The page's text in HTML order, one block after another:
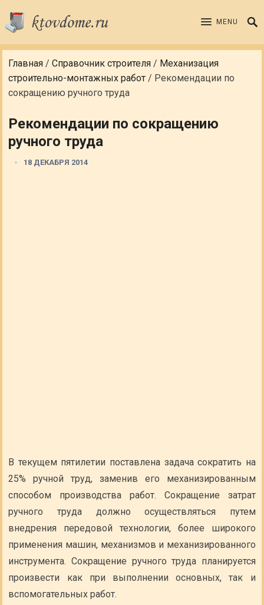
MENU
Главная /Справочник строителя / Механизация
строительно-монтажных работ / Рекомендации по
сокращению ручного труда
Рекомендации по сокращению
ручного труда
18 ДЕКАБРЯ 2014
В текущем пятилетии поставлена задача сократить на
25% ручной труд, заменив его механизированным
способом производства работ. Сокращение затрат
ручного труда должно осуществляться путем
внедрения передовой технологии, более широкого
применения машин, механизмов и механизированного
инструмента. Сокращение ручного труда планируется
произвести как при выполнении основных, так и
вспомогательных работ.